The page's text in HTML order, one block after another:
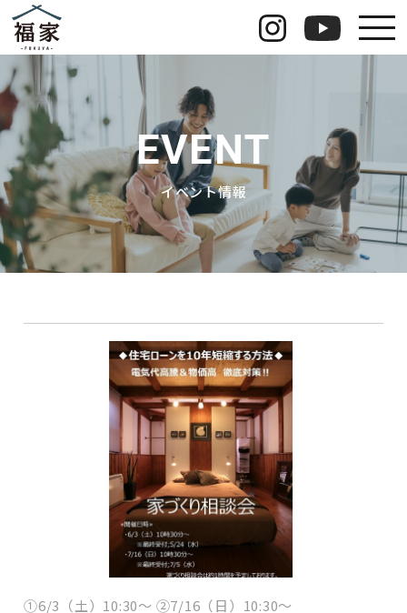
福家のこだわり
福家の安心長期保証
イベント情報
運営会社情報
お問い合わせ
EVENT
イベント情報
①6/3（土）10:30～ ②7/16（日）10:30～